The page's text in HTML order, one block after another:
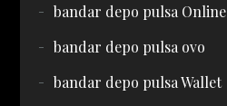
bandar depo pulsa Online
bandar depo pulsa ovo
bandar depo pulsa Wallet